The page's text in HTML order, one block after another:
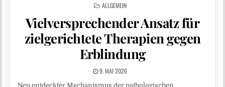
POSTED
ALLGEMEIN
Vielversprechender Ansatz für
zielgerichtete Therapien gegen
Erblindung
9. MAI 2026
Neu entdeckter Mechanismus der pathologischen